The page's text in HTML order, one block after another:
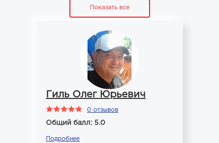
Показать все
Гиль Олег Юрьевич
0 отзывов
Общий балл: 5.0
Подробнее